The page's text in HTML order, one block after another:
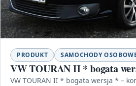
PRODUKT SAMOCHODY
VW TOURAN II * bogata
VW TOURAN II * bogata wersja * –